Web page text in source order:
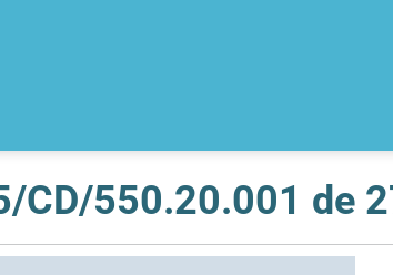
CD/550.20.001 de